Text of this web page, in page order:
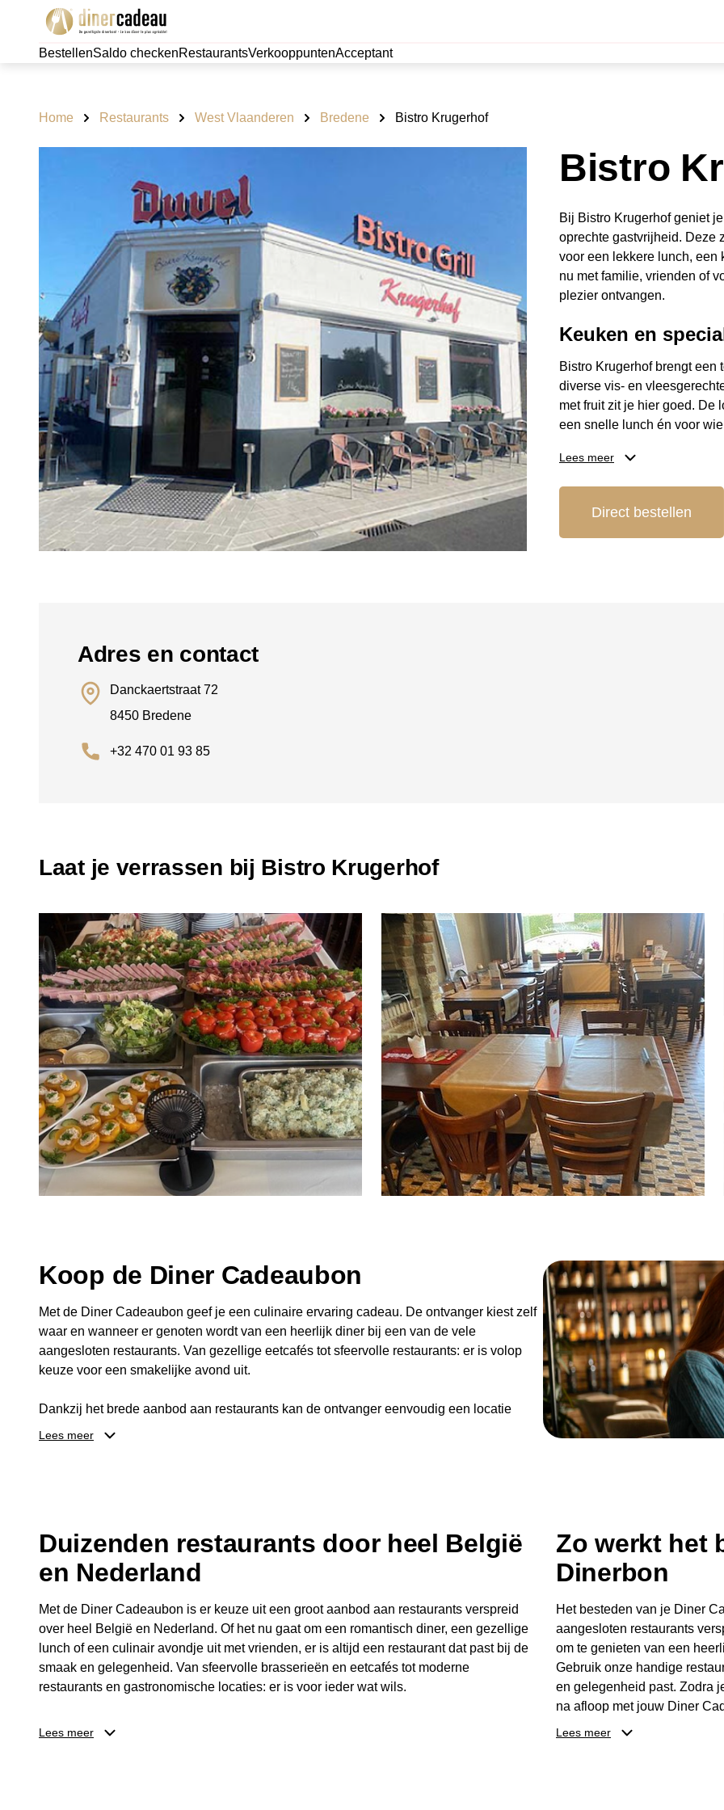
BestellenSaldo checkenRestaurantsVerkooppuntenAcceptant
Home Restaurants West Vlaanderen Bredene Bistro Krugerhof
Bistro
Bij Bistro Krugerhof geniet
oprechte gastvrijheid. Deze
voor een lekkere lunch, een
nu met familie, vrienden of
plezier ontvangen.
Keuken en
Bistro Krugerhof brengt
diverse vis- en
met fruit zit je hier goed. De
een snelle lunch én voor
Locatie en
bezoek makkelijk met een
uitstapje langs de Belgische
Openingstijden
Maandag: gesloten
Dinsdag: gesloten
Woensdag: gesloten
Donderdag: 10:00 - 22:00
Vrijdag: 10:00 - 22:00
Zaterdag: 10:00 - 22:00
Zondag: 10:00 - 22:00
Lees meer
Direct bestellen
Adres en contact
Danckaertstraat 72
8450 Bredene
+32 470 01 93 85
Laat je verrassen bij Bistro Krugerhof
Koop de Diner Cadeaubon
Met de Diner Cadeaubon geef je een culinaire ervaring cadeau. De ontvanger kiest zelf
waar en wanneer er genoten wordt van een heerlijk diner bij een van de vele
aangesloten restaurants. Van gezellige eetcafés tot sfeervolle restaurants: er is volop
keuze voor een smakelijke avond uit.
Dankzij het brede aanbod aan restaurants kan de ontvanger eenvoudig een locatie
kiezen die past bij de smaak en gelegenheid. Zo geeft de Diner Cadeaubon niet alleen
Lees meer
Duizenden restaurants door heel België
en Nederland
Met de Diner Cadeaubon is er keuze uit een groot aanbod aan restaurants verspreid
over heel België en Nederland. Of het nu gaat om een romantisch diner, een gezellige
lunch of een culinair avondje uit met vrienden, er is altijd een restaurant dat past bij de
smaak en gelegenheid. Van sfeervolle brasserieën en eetcafés tot moderne
restaurants en gastronomische locaties: er is voor ieder wat wils.
Dankzij het brede aanbod is er altijd een restaurant in de buurt, bijvoorbeeld in
Lees meer
Zo werkt het
Dinerbon
Het besteden van je Diner
aangesloten restaurants
om te genieten van een
Gebruik onze handige
en gelegenheid past. Zodra
na afloop met jouw Diner
één keer te besteden. Het
Lees meer